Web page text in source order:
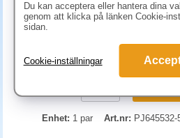
511.30 kr
Enhet: 1 par Art.nr: PJ645532-
Du kan acceptera eller hantera dina
genom att klicka på länken Cookie-
sidan.
Cookie-inställningar